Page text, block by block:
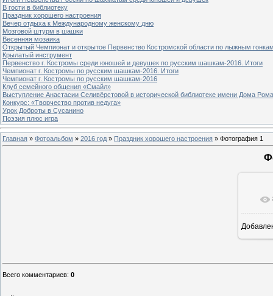
В гости в библиотеку
Праздник хорошего настроения
Вечер отдыха к Международному женскому дню
Мозговой штурм в шашки
Весенняя мозаика
Открытый Чемпионат и открытое Первенство Костромской области по лыжным
Крылатый инструмент
Первенство г. Костромы среди юношей и девушек по русским шашкам-2016. Итоги
Чемпионат г. Костромы по русским шашкам-2016. Итоги
Чемпионат г. Костромы по русским шашкам-2016
Клуб семейного общения «Смайл»
Выступление Анастасии Селивёрстовой в исторической библиотеке имени Дома
Конкурс: «Творчество против недуга»
Урок Доброты в Сусанино
Поэзия плюс игра
Главная » Фотоальбом » 2016 год » Праздник хорошего настроения » Фотография 1
Всего комментариев: 0